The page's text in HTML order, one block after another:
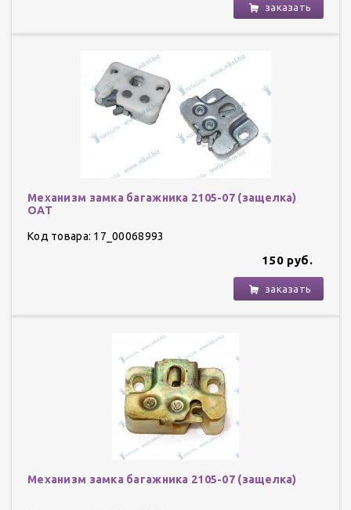
заказать
Механизм замка багажника 2105-07 (защелка)
ОАТ
Код товара: 17_00068993
150 руб.
заказать
Механизм замка багажника 2105-07 (защелка)